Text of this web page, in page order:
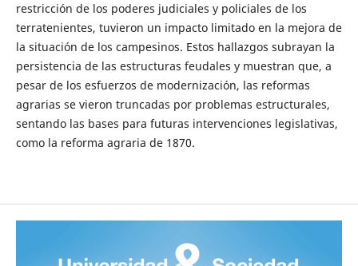
restricción de los poderes judiciales y policiales de los
terratenientes, tuvieron un impacto limitado en la mejora de
la situación de los campesinos. Estos hallazgos subrayan la
persistencia de las estructuras feudales y muestran que, a
pesar de los esfuerzos de modernización, las reformas
agrarias se vieron truncadas por problemas estructurales,
sentando las bases para futuras intervenciones legislativas,
como la reforma agraria de 1870.